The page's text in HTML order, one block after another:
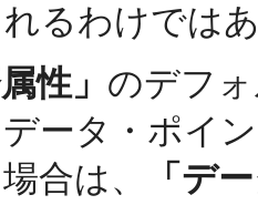
るわけでは
性」 のデフ
ータ・ポイ
合は、
「デ